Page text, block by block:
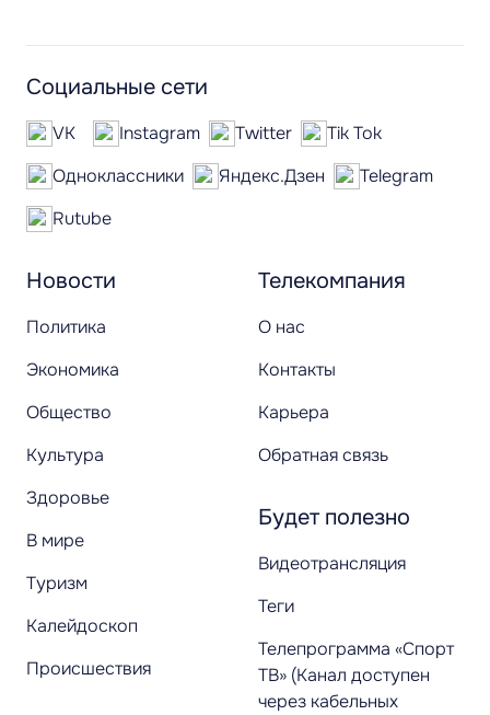
Новости
Политика
Экономика
Общество
Культура
Здоровье
В мире
Туризм
Калейдоскоп
Происшествия
Телекомпания
О нас
Контакты
Карьера
Обратная связь
Будет полезно
Видеотрансляция
Теги
Телепрограмма «Спорт
ТВ» (Канал доступен
через кабельных
Социальные сети
VK Instagram Twitter
Tik Tok
Одноклассники
Яндекс.Дзен
Telegram
Rutube